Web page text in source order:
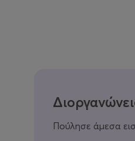
Πούλησε άμεσα